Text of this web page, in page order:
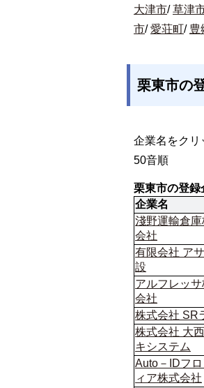
大津市/草津
市/愛荘町/ 豊
栗東市の
企業名をクリ
50音順
栗東市の登録
企業名
淺野運輸倉
会社
有限会社 ア
設
アルフレッ
会社
株式会社 SR
株式会社 大
キシステム
Auto－IDフ
ィア株式会社